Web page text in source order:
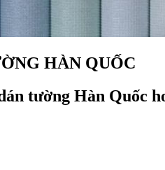
HÀN QUỐC
tường Hàn Quốc